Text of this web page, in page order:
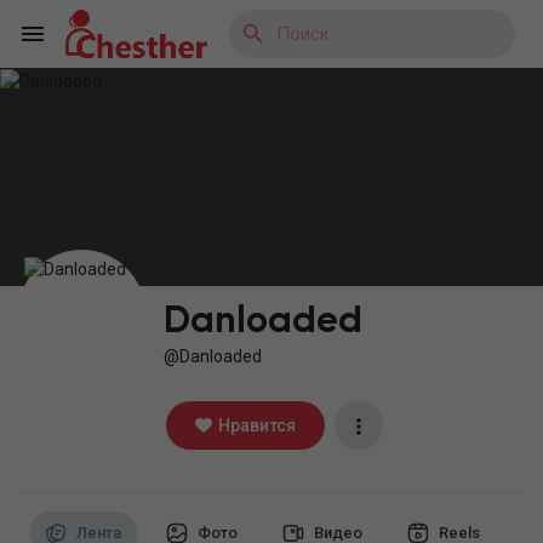
Найти Статьи пользователей
Danloaded
@Danloaded
Нравится
Лента Фото Видео Reels